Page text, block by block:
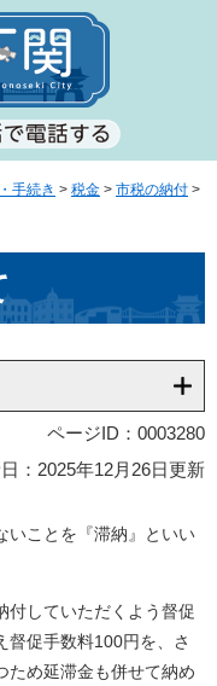
手続き > 税金 > 市税の納付 >
ページID：0003280
：2025年12月26日更新
ことを『滞納』といい
していただくよう督促
督促手数料100円を、さ
ため延滞金も併せて納め